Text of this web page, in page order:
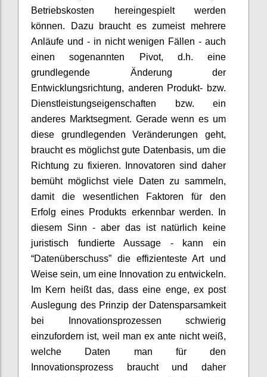
Betriebskosten hereingespielt werden
können. Dazu braucht es zumeist mehrere
Anläufe und - in nicht wenigen Fällen - auch
einen sogenannten Pivot, d.h. eine
grundlegende Änderung der
Entwicklungsrichtung, anderen Produkt- bzw.
Dienstleistungseigenschaften bzw. ein
anderes Marktsegment. Gerade wenn es um
diese grundlegenden Veränderungen geht,
braucht es möglichst gute Datenbasis, um die
Richtung zu fixieren. Innovatoren sind daher
bemüht möglichst viele Daten zu sammeln,
damit die wesentlichen Faktoren für den
Erfolg eines Produkts erkennbar werden. In
diesem Sinn - aber das ist natürlich keine
juristisch fundierte Aussage - kann ein
“Datenüberschuss” die effizienteste Art und
Weise sein, um eine Innovation zu entwickeln.
Im Kern heißt das, dass eine enge, ex post
Auslegung des Prinzip der Datensparsamkeit
bei Innovationsprozessen schwierig
einzufordern ist, weil man ex ante nicht weiß,
welche Daten man für den
Innovationsprozess braucht und daher